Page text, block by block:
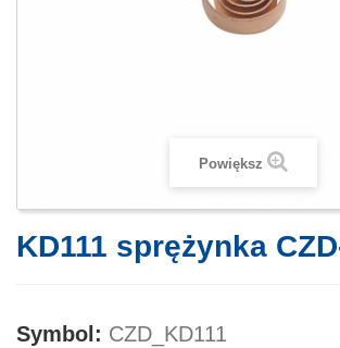
Powiększ
KD111 sprężynka
Symbol: CZD_KD111